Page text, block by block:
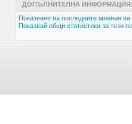
ДОПЪЛНИТЕЛНА ИНФОРМАЦИЯ:
Показване на последните мнения на
Показвай общи статистики за този